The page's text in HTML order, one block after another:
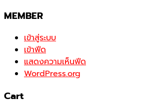
MEMBER
เข้าสู่ระบบ
เข้าฟีด
แสดงความเห็นฟีด
WordPress.org
Cart